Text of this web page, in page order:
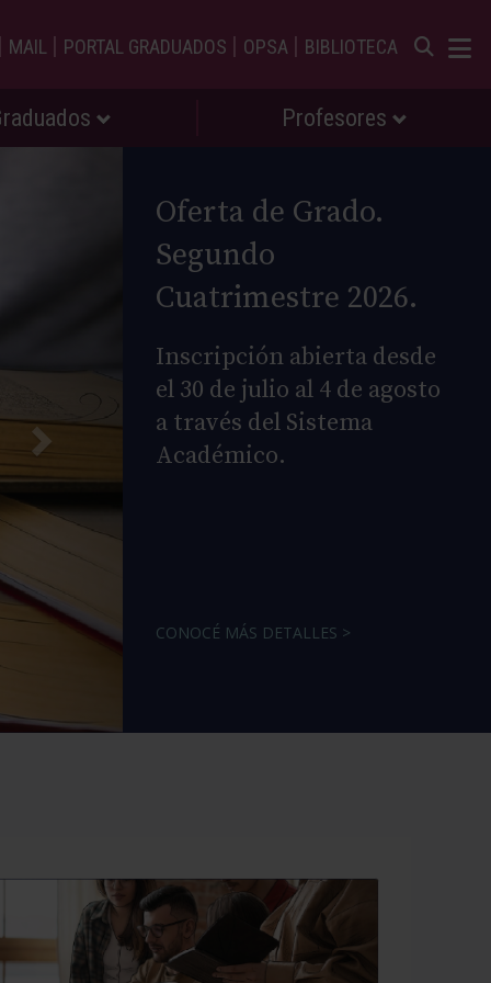
| MAIL | PORTAL GRADUADOS | OPSA | BIBLIOTECA
Profesores
Oferta de Grado.
Segundo
Cuatrimestre 2026.
Inscripción abierta desde
el 30 de julio al 4 de agosto
a través del Sistema
Académico.
CONOCÉ MÁS DETALLES >